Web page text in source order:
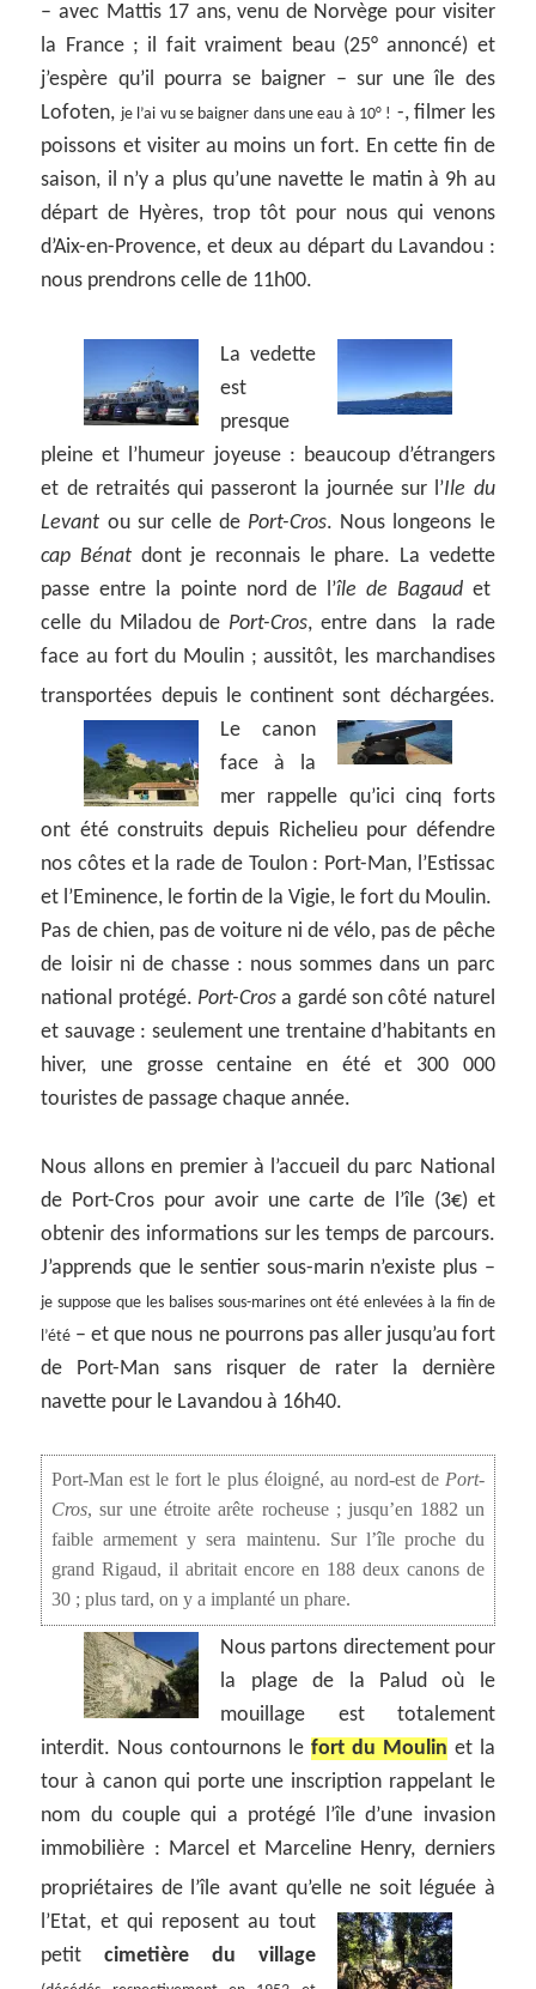
– avec Mattis 17 ans, venu de Norvège pour visiter
la France ; il fait vraiment beau (25° annoncé) et
j’espère qu’il pourra se baigner – sur une île des
Lofoten, je l’ai vu se baigner dans une eau à 10° ! -, filmer les
poissons et visiter au moins un fort. En cette fin de
saison, il n’y a plus qu’une navette le matin à 9h au
départ de Hyères, trop tôt pour nous qui venons
d’Aix-en-Provence, et deux au départ du Lavandou :
nous prendrons celle de 11h00.
La vedette
est
presque
pleine et l’humeur joyeuse : beaucoup d’étrangers
et de retraités qui passeront la journée sur l’Ile du
Levant ou sur celle de Port-Cros. Nous longeons le
cap Bénat dont je reconnais le phare. La vedette
passe entre la pointe nord de l’île de Bagaudet
celle du Miladou de Port-Cros, entre dans la rade
face au fort du Moulin ; aussitôt, les marchandises
transportées depuis le continent sont déchargées.
Le canon
face à la
mer rappelle qu’ici cinq forts
ont été construits depuis Richelieu pour défendre
nos côtes et la rade de Toulon : Port-Man, l’Estissac
et l’Eminence, le fortin de la Vigie, le fort du Moulin.
Pas de chien, pas de voiture ni de vélo, pas de pêche
de loisir ni de chasse : nous sommes dans un parc
national protégé. Port-Cros a gardé son côté naturel
et sauvage : seulement une trentaine d’habitants en
hiver, une grosse centaine en été et 300 000
touristes de passage chaque année.
Nous allons en premier à l’accueil du parc National
de Port-Cros pour avoir une carte de l’île (3€) et
obtenir des informations sur les temps de parcours.
J’apprends que le sentier sous-marin n’existe plus –
je suppose que les balises sous-marines ont été enlevées à la fin de
l’été – et que nous ne pourrons pas aller jusqu’au fort
de Port-Man sans risquer de rater la dernière
navette pour le Lavandou à 16h40.
Port-Man est le fort le plus éloigné, au nord-est de Port-
Cros, sur une étroite arête rocheuse ; jusqu’en 1882 un
faible armement y sera maintenu. Sur l’île proche du
grand Rigaud, il abritait encore en 188 deux canons de
30 ; plus tard, on y a implanté un phare.
Nous partons directement pour
la plage de la Palud où le
mouillage est totalement
interdit. Nous contournons le fort du Moulin et la
tour à canon qui porte une inscription rappelant le
nom du couple qui a protégé l’île d’une invasion
immobilière : Marcel et Marceline Henry, derniers
propriétaires de l’île avant qu’elle ne soit léguée à
l’Etat, et qui reposent au tout
petitcimetière du village